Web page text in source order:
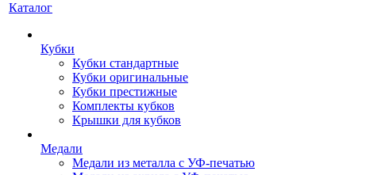
Каталог
Кубки
Кубки стандартные
Кубки оригинальные
Кубки престижные
Комплекты кубков
Крышки для кубков
Медали
Медали из металла с УФ-печатью